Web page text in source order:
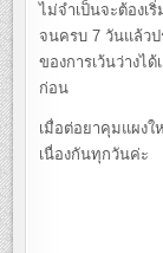
ไม่จำเป็นจะต้องเ
จนครบ 7 วันแล้ว
ของการเว้นว่างไ
ก่อน
เมื่อต่อยาคุมแผง
เนื่องกันทุกวันค่ะ